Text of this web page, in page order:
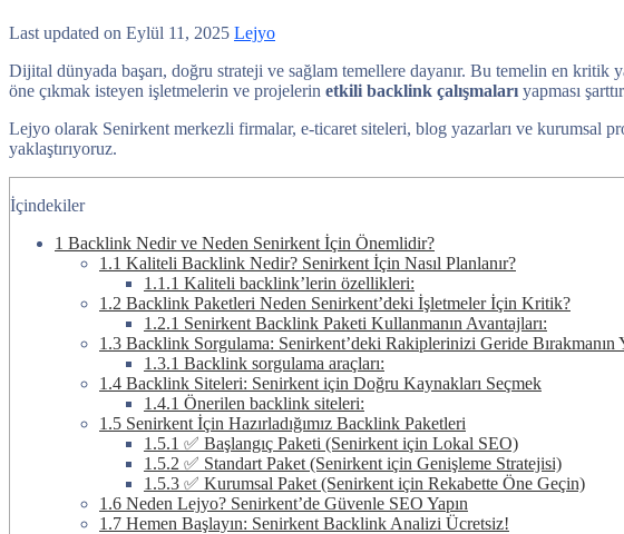
Last updated on Eylül 11, 2025 Lejyo
Dijital dünyada başarı, doğru strateji ve sağlam temellere dayanır. Bu temelin en kritik
öne çıkmak isteyen işletmelerin ve projelerin etkili backlink çalışmaları yapması
Lejyo olarak Senirkent merkezli firmalar, e-ticaret siteleri, blog yazarları ve kurumsal
yaklaştırıyoruz.
İçindekiler
1 Backlink Nedir ve Neden Senirkent İçin Önemlidir?
1.1 Kaliteli Backlink Nedir? Senirkent İçin Nasıl Planlanır?
1.1.1 Kaliteli backlink’lerin özellikleri:
1.2 Backlink Paketleri Neden Senirkent’deki İşletmeler İçin Kritik?
1.2.1 Senirkent Backlink Paketi Kullanmanın Avantajları:
1.3 Backlink Sorgulama: Senirkent’deki Rakiplerinizi Geride Bırakmanın
1.3.1 Backlink sorgulama araçları:
1.4 Backlink Siteleri: Senirkent için Doğru Kaynakları Seçmek
1.4.1 Önerilen backlink siteleri:
1.5 Senirkent İçin Hazırladığımız Backlink Paketleri
1.5.1 ✅ Başlangıç Paketi (Senirkent için Lokal SEO)
1.5.2 ✅ Standart Paket (Senirkent için Genişleme Stratejisi)
1.5.3 ✅ Kurumsal Paket (Senirkent için Rekabette Öne Geçin)
1.6 Neden Lejyo? Senirkent’de Güvenle SEO Yapın
1.7 Hemen Başlayın: Senirkent Backlink Analizi Ücretsiz!